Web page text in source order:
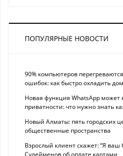
ПОПУЛЯРНЫЕ НОВОСТИ
90% компьютеров
ошибок: как быстро охладить
Новая функция WhatsApp
приватности: что нужно знать
Новый Алматы: пять городских
общественные пространства
Взрослый клиент скажет: “Я
Сулейменов об оплате картами